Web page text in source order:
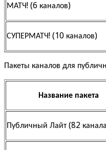
МАТЧ! (6 каналов)
СУПЕРМАТЧ! (10 каналов)
Пакеты каналов для
Название пакета
Публичный Лайт (82